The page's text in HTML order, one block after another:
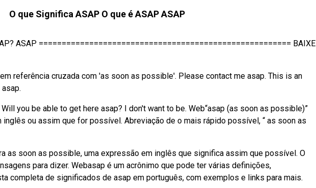
O que Significa ASAP O que é ASAP ASAP
ASAP ======================================================= BAIXE
referência cruzada com 'as soon as possible'. Please contact me asap. This is an
you be able to get here asap? I don't want to be. Web“asap (as soon as possible)”
ou assim que for possível. Abreviação de o mais rápido possível, “ as soon as
as soon as possible, uma expressão em inglês que significa assim que possível. O
para dizer. Webasap é um acrônimo que pode ter várias definições,
completa de significados de asap em português, com exemplos e links para mais.